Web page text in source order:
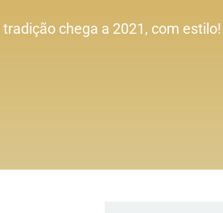
chega a 2021, com estilo!